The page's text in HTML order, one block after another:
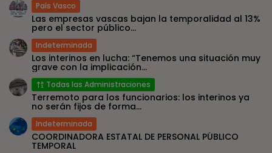
País Vasco
Las empresas vascas bajan la temporalidad al 13%
pero el sector público...
Indeterminada
Los interinos en lucha: “Tenemos una situación muy
grave con la implicación...
Todas las Administraciones
Terremoto para los funcionarios: los interinos ya
no serán fijos de forma...
Indeterminada
COORDINADORA ESTATAL DE PERSONAL PÚBLICO
TEMPORAL